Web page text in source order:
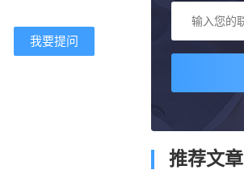
我要提问
推荐文章